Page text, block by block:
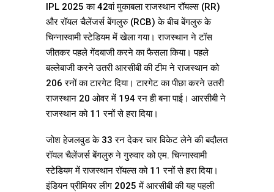
IPL 2025 का 42वां मुकाबला राजस्थान रॉयल्स (RR)
और रॉयल चैलेंजर्स बेंगलुरु (RCB) के बीच बेंगलुरु के
चिन्नास्वामी स्टेडियम में खेला गया। राजस्थान ने टॉस
जीतकर पहले गेंदबाजी करने का फैसला किया। पहले
बल्लेबाजी करने उतरी आरसीबी की टीम ने राजस्थान को
206 रनों का टारगेट दिया। टारगेट का पीछा करने उतरी
राजस्थान 20 ओवर में 194 रन ही बना पाई। आरसीबी ने
राजस्थान को 11 रनों से हरा दिया।
जोश हेजलवुड के 33 रन देकर चार विकेट लेने की बदौलत
रॉयल चैलेंजर्स बेंगलुरु ने गुरुवार को एम. चिन्नास्वामी
स्टेडियम में राजस्थान रॉयल्स को 11 रनों से हरा दिया।
इंडियन प्रीमियर लीग 2025 में आरसीबी की यह पहली